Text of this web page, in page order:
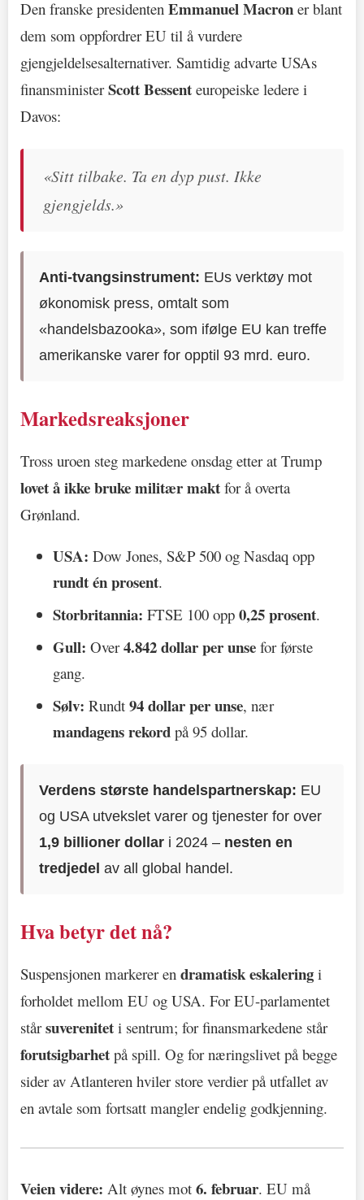
Den franske presidenten Emmanuel Macron er blant
dem som oppfordrer EU til å vurdere
gjengjeldelsesalternativer. Samtidig advarte USAs
finansministerScott Bessent europeiske ledere i
Davos:
«Sitt tilbake. Ta en dyp pust. Ikke
gjengjelds.»
Anti-tvangsinstrument: EUs verktøy mot
økonomisk press, omtalt som
«handelsbazooka», som ifølge EU kan treffe
amerikanske varer for opptil 93 mrd. euro.
Markedsreaksjoner
Tross uroen steg markedene onsdag etter at Trump
lovet å ikke bruke militær makt for å overta
Grønland.
USA: Dow Jones, S&P 500 og Nasdaq opp
rundt én prosent.
Storbritannia: FTSE 100 opp 0,25 prosent.
Gull: Over4.842 dollar per unse for første
gang.
Sølv: Rundt 94 dollar per unse, nær
mandagens rekord på 95 dollar.
Verdens største handelspartnerskap: EU
og USA utvekslet varer og tjenester for over
1,9 billioner dollar i 2024 – nesten en
tredjedel av all global handel.
Hva betyr det nå?
Suspensjonen markerer en dramatisk eskalering i
forholdet mellom EU og USA. For EU-parlamentet
stårsuverenitet i sentrum; for finansmarkedene står
forutsigbarhet på spill. Og for næringslivet på begge
sider av Atlanteren hviler store verdier på utfallet av
en avtale som fortsatt mangler endelig godkjenning.
Veien videre: Alt øynes mot 6. februar. EU må